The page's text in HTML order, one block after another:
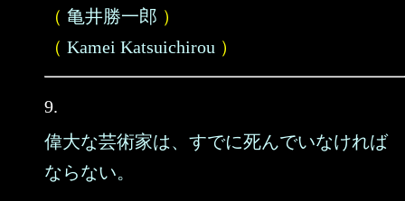
（ 亀井勝一郎 ）
（ Kamei Katsuichirou ）
9.
偉大な芸術家は、すでに死んでいなければ
ならない。